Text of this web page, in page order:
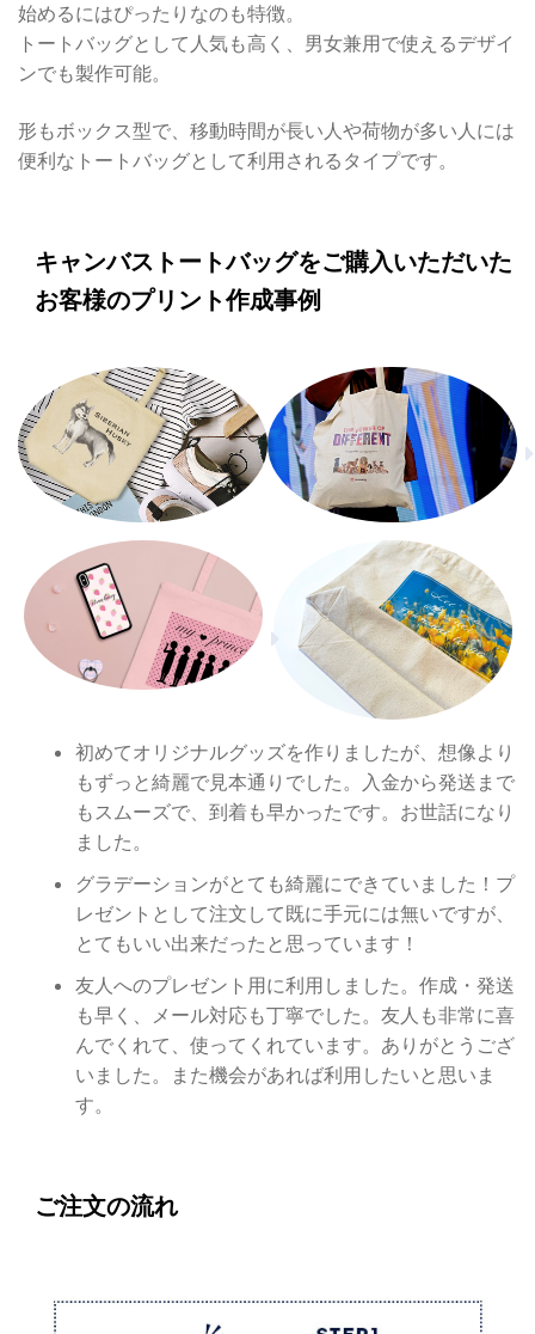
始めるにはぴったりなのも特徴。
トートバッグとして人気も高く、男女兼用で使えるデザイ
ンでも製作可能。
形もボックス型で、移動時間が長い人や荷物が多い人には
便利なトートバッグとして利用されるタイプです。
キャンバストートバッグをご購入いただいた
お客様のプリント作成事例
初めてオリジナルグッズを作りましたが、想像より
もずっと綺麗で見本通りでした。入金から発送まで
もスムーズで、到着も早かったです。お世話になり
ました。
グラデーションがとても綺麗にできていました！プ
レゼントとして注文して既に手元には無いですが、
とてもいい出来だったと思っています！
友人へのプレゼント用に利用しました。作成・発送
も早く、メール対応も丁寧でした。友人も非常に喜
んでくれて、使ってくれています。ありがとうござ
いました。また機会があれば利用したいと思いま
す。
ご注文の流れ